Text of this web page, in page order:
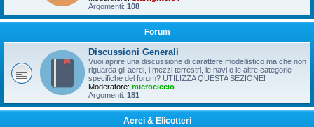
Argomenti: 108
Forum
Discussioni Generali
Vuoi aprire una discussione di carattere modellistico ma che non
riguarda gli aerei, i mezzi terrestri, le navi o le altre categorie
specifiche del forum? UTILIZZA QUESTA SEZIONE!
Moderatore: microciccio
Argomenti: 181
Aerei & Elicotteri